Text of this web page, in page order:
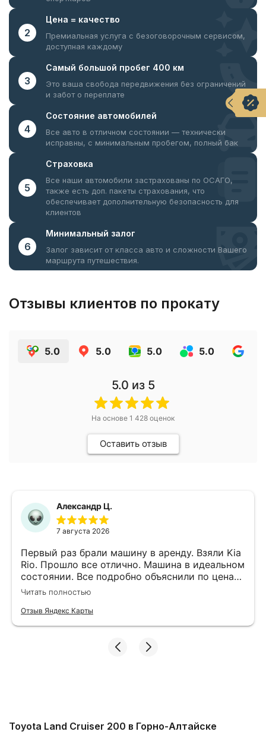
2
Цена = качество
Премиальная услуга с безоговорочным сервисом,
доступная каждому
3
Самый большой пробег 400 км
Это ваша свобода передвижения без ограничений
и забот о переплате
4
Состояние автомобилей
Все авто в отличном состоянии — технически
исправны, с минимальным пробегом, полный бак
5
Страховка
Все наши автомобили застрахованы по ОСАГО,
также есть доп. пакеты страхования, что
обеспечивает дополнительную безопасность для
клиентов
6
Минимальный залог
Залог зависит от класса авто и сложности Вашего
маршрута путешествия.
Отзывы клиентов по прокату
5.0 5.0 5.0 5.0
5.0 из 5
На основе 1 428 оценок
Оставить отзыв
Александр Ц.
7 августа 2026
Первый раз брали машину в аренду. Взяли Kia
Rio. Прошло все отлично. Машина в идеальном
состоянии. Все подробно объяснили по ценам,
подсказали маршрут. Оставляли залог на
Читать полностью
Отзыв Яндекс Карты
Toyota Land Cruiser 200 в Горно-Алтайске